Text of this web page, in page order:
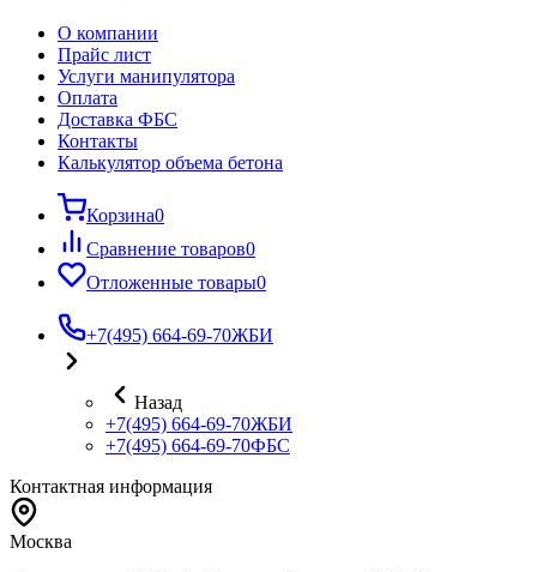
О компании
Прайс лист
Услуги манипулятора
Оплата
Доставка ФБС
Контакты
Калькулятор объема бетона
Корзина0
Сравнение товаров0
Отложенные товары0
+7(495) 664-69-70ЖБИ
Назад
+7(495) 664-69-70ЖБИ
+7(495) 664-69-70ФБС
Контактная информация
Москва